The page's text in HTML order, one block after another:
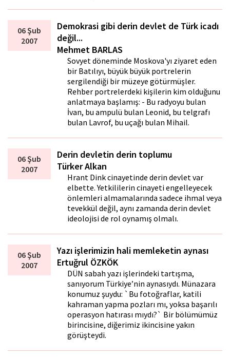
06 Şub
2007
Demokrasi gibi derin devlet de Türk icadı
değil...
Mehmet BARLAS
Sovyet döneminde Moskova'yı ziyaret eden
bir Batılıyı, büyük büyük portrelerin
sergilendiği bir müzeye götürmüşler.
Rehber portrelerdeki kişilerin kim olduğunu
anlatmaya başlamış: - Bu radyoyu bulan
İvan, bu ampulü bulan Leonid, bu telgrafı
bulan Lavrof, bu uçağı bulan Mihail.
06 Şub
2007
Derin devletin derin toplumu
Türker Alkan
Hrant Dink cinayetinde derin devlet var
elbette. Yetkililerin cinayeti engelleyecek
önlemleri almamalarında sadece ihmal veya
tevekkül değil, aynı zamanda derin devlet
ideolojisi de rol oynamış olmalı.
06 Şub
2007
Yazı işlerimizin hali memleketin aynası
Ertuğrul ÖZKÖK
DÜN sabah yazı işlerindeki tartışma,
sanıyorum Türkiye’nin aynasıydı. Münazara
konumuz şuydu: `Bu fotoğraflar, katili
kahraman yapma pozları mı, yoksa başarılı
operasyon hatırası mıydı?` Bir bölümümüz
birincisine, diğerimiz ikincisine yakın
görüşteydi.